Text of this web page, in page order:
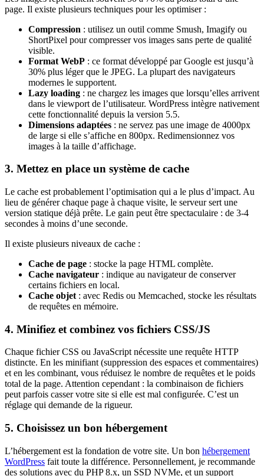
page. Il existe plusieurs techniques pour les optimiser :
Compression : utilisez un outil comme Smush, Imagify ou
ShortPixel pour compresser vos images sans perte de qualité
visible.
Format WebP : ce format développé par Google est jusqu’à
30% plus léger que le JPEG. La plupart des navigateurs
modernes le supportent.
Lazy loading : ne chargez les images que lorsqu’elles arrivent
dans le viewport de l’utilisateur. WordPress intègre nativement
cette fonctionnalité depuis la version 5.5.
Dimensions adaptées : ne servez pas une image de 4000px
de large si elle s’affiche en 800px. Redimensionnez vos
images à la taille d’affichage.
3. Mettez en place un système de cache
Le cache est probablement l’optimisation qui a le plus d’impact. Au
lieu de générer chaque page à chaque visite, le serveur sert une
version statique déjà prête. Le gain peut être spectaculaire : de 3-4
secondes à moins d’une seconde.
Il existe plusieurs niveaux de cache :
Cache de page : stocke la page HTML complète.
Cache navigateur : indique au navigateur de conserver
certains fichiers en local.
Cache objet : avec Redis ou Memcached, stocke les résultats
de requêtes en mémoire.
4. Minifiez et combinez vos fichiers CSS/JS
Chaque fichier CSS ou JavaScript nécessite une requête HTTP
distincte. En les minifiant (suppression des espaces et commentaires)
et en les combinant, vous réduisez le nombre de requêtes et le poids
total de la page. Attention cependant : la combinaison de fichiers
peut parfois casser votre site si elle est mal configurée. C’est un
réglage qui demande de la rigueur.
5. Choisissez un bon hébergement
L’hébergement est la fondation de votre site. Un bon hébergement
WordPress fait toute la différence. Personnellement, je recommande
des solutions avec du PHP 8.x, un SSD NVMe, et un support